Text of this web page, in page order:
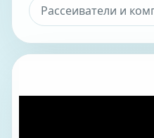
Рассеиватели и